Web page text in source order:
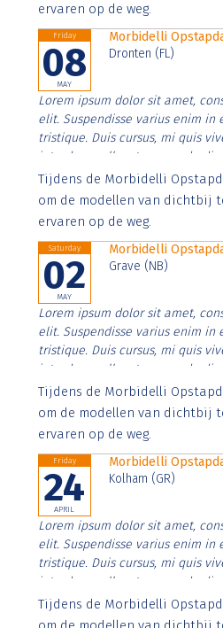
ervaren op de weg.
Friday
08
MAY
Morbidelli
Dronten (FL)
Lorem ipsum dolor sit amet,
elit. Suspendisse varius enim in
tristique. Duis cursus, mi quis
interdum nulla, ut commodo
Aenean faucibus nibh et justo
imperdiet. Nunc ut sem vitae
Tijdens de Morbidelli
om de modellen van dichtbij
ervaren op de weg.
Saturday
02
MAY
Morbidelli
Grave (NB)
Lorem ipsum dolor sit amet,
elit. Suspendisse varius enim in
tristique. Duis cursus, mi quis
interdum nulla, ut commodo
Aenean faucibus nibh et justo
imperdiet. Nunc ut sem vitae
Tijdens de Morbidelli
om de modellen van dichtbij
ervaren op de weg.
Friday
24
APRIL
Morbidelli
Kolham (GR)
Lorem ipsum dolor sit amet,
elit. Suspendisse varius enim in
tristique. Duis cursus, mi quis
interdum nulla, ut commodo
Aenean faucibus nibh et justo
imperdiet. Nunc ut sem vitae
Tijdens de Morbidelli